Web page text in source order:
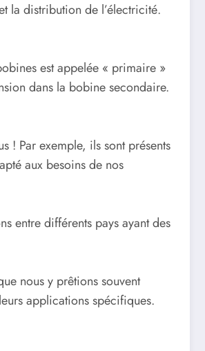
la distribution de l’électricité.
est appelée « primaire »
dans la bobine secondaire.
! Par exemple, ils sont présents
aux besoins de nos
entre différents pays ayant des
nous y prêtions souvent
applications spécifiques.